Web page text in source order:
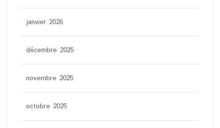
janvier 2026
décembre 2025
novembre 2025
octobre 2025